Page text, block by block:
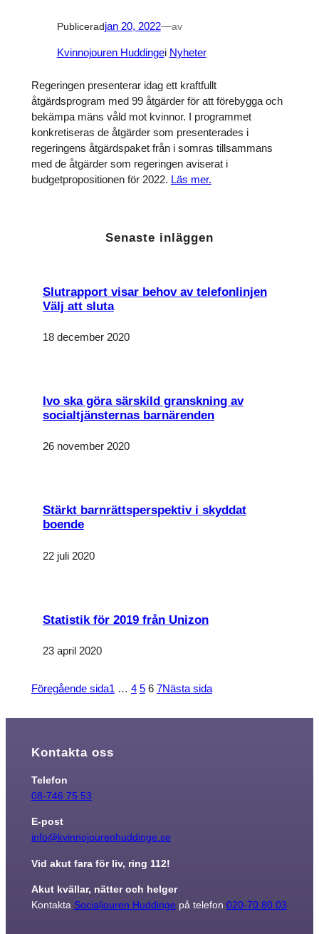
Publiceradjan 20, 2022—av
Kvinnojouren Huddingei Nyheter
Regeringen presenterar idag ett kraftfullt
åtgärdsprogram med 99 åtgärder för att förebygga och
bekämpa mäns våld mot kvinnor. I programmet
konkretiseras de åtgärder som presenterades i
regeringens åtgärdspaket från i somras tillsammans
med de åtgärder som regeringen aviserat i
budgetpropositionen för 2022. Läs mer.
Senaste inläggen
Slutrapport visar behov av telefonlinjen
Välj att sluta
18 december 2020
Ivo ska göra särskild granskning av
socialtjänsternas barnärenden
26 november 2020
Stärkt barnrättsperspektiv i skyddat
boende
22 juli 2020
Statistik för 2019 från Unizon
23 april 2020
Föregående sida1 … 4 5 6 7Nästa sida
Kontakta oss
Telefon
08-746 75 53
E-post
info@kvinnojourenhuddinge.se
Vid akut fara för liv, ring 112!
Akut kvällar, nätter och helger
Kontakta Socialjouren Huddinge på telefon 020-70 80 03